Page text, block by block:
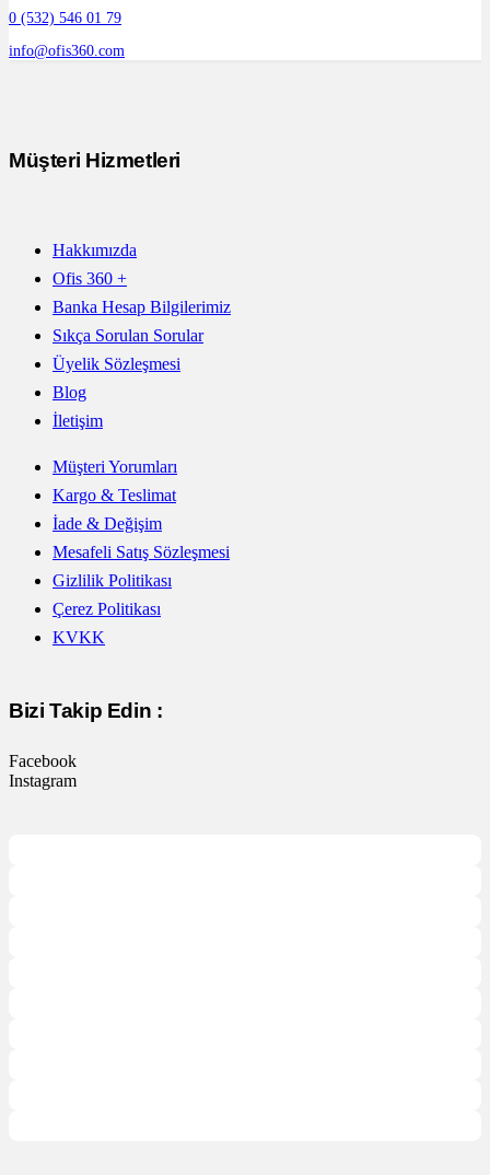
0 (532) 546 01 79
info@ofis360.com
Müşteri Hizmetleri
Hakkımızda
Ofis 360 +
Banka Hesap Bilgilerimiz
Sıkça Sorulan Sorular
Üyelik Sözleşmesi
Blog
İletişim
Müşteri Yorumları
Kargo & Teslimat
İade & Değişim
Mesafeli Satış Sözleşmesi
Gizlilik Politikası
Çerez Politikası
KVKK
Bizi Takip Edin :
Facebook
Instagram